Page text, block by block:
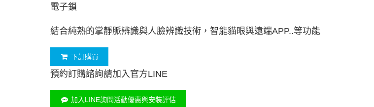
電子鎖
結合純熟的掌靜脈辨識與人臉辨識技術，智能貓眼與遠端APP..等功能
下訂購買
預約訂購諮詢請加入官方LINE
加入LINE詢問活動優惠與安裝評估